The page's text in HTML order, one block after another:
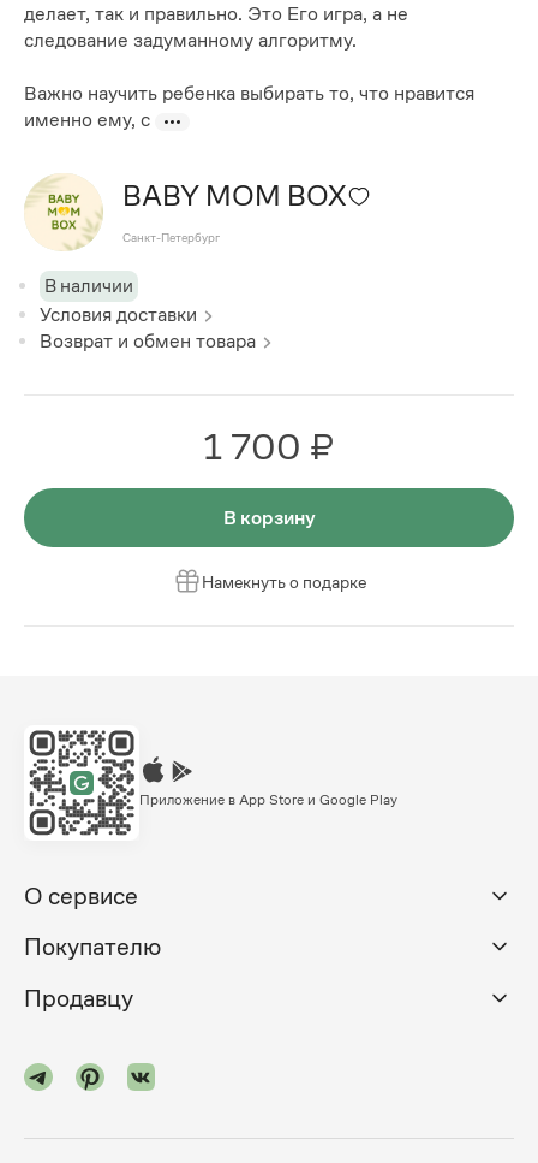
делает, так и правильно. Это Его игра, а не
следование задуманному алгоритму.
Важно научить ребенка выбирать то, что нравится
именно ему, с
BABY MOM BOX
Санкт-Петербург
В наличии
Условия доставки
Возврат и обмен товара
1 700 ₽
В корзину
Намекнуть о подарке
Приложение в App Store и Google Play
О сервисе
Покупателю
Продавцу